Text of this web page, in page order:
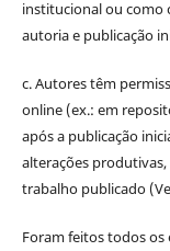
institucional ou como
autoria e publicação
c. Autores têm
online (ex.: em
após a publicação
alterações
trabalho publicado
Foram feitos todos os